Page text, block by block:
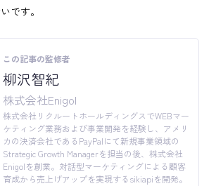
です。
この記事の監修者
柳沢智紀
株式会社Enigol
株式会社リクルートホールディングスでWEBマー
ケティング業務および事業開発を経験し、アメリ
カの決済会社であるPayPalにて新規事業領域の
Strategic Growth Managerを担当の後、株式会社
Enigolを創業。対話型マーケティングによる顧客
育成から売上げアップを実現するsikiapiを開発。